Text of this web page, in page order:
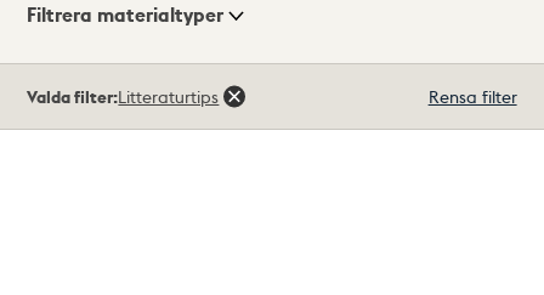
Visningsläge
Filtrera materialtyper
träffar
Valda filter:Litteraturtips Rensa filter